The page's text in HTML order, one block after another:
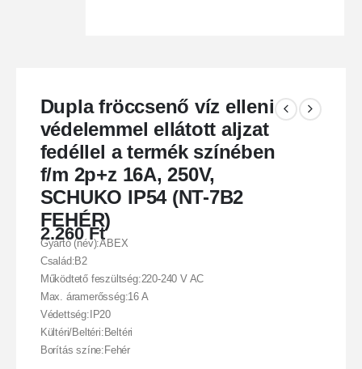
Dupla fröccsenő víz elleni
védelemmel ellátott aljzat
fedéllel a termék színében
f/m 2p+z 16A, 250V,
SCHUKO IP54 (NT-7B2
FEHÉR)
2.260Ft
Gyártó (név):ABEX
Család:B2
Működtető feszültség:220-240 V AC
Max. áramerősség:16 A
Védettség:IP20
Kültéri/Beltéri:Beltéri
Borítás színe:Fehér